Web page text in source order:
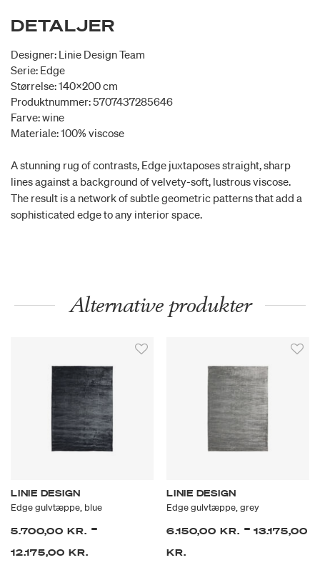
DETALJER
Designer: Linie Design Team
Serie: Edge
Størrelse: 140x200 cm
Produktnummer: 5707437285646
Farve: wine
Materiale: 100% viscose
A stunning rug of contrasts, Edge juxtaposes straight, sharp
lines against a background of velvety-soft, lustrous viscose.
The result is a network of subtle geometric patterns that add a
sophisticated edge to any interior space.
Alternative produkter
LINIE DESIGN
Edge gulvtæppe, blue
5.700,00 KR. -
12.175,00 KR.
LINIE DESIGN
Edge gulvtæppe, grey
6.150,00 KR. - 13.175,00
KR.